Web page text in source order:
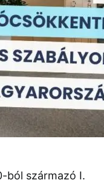
ból származó I.